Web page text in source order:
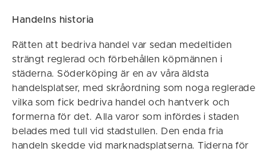
Handelns historia
Rätten att bedriva handel var sedan medeltiden
strängt reglerad och förbehållen köpmännen i
städerna. Söderköping är en av våra äldsta
handelsplatser, med skråordning som noga reglerade
vilka som fick bedriva handel och hantverk och
formerna för det. Alla varor som infördes i staden
belades med tull vid stadstullen. Den enda fria
handeln skedde vid marknadsplatserna. Tiderna för